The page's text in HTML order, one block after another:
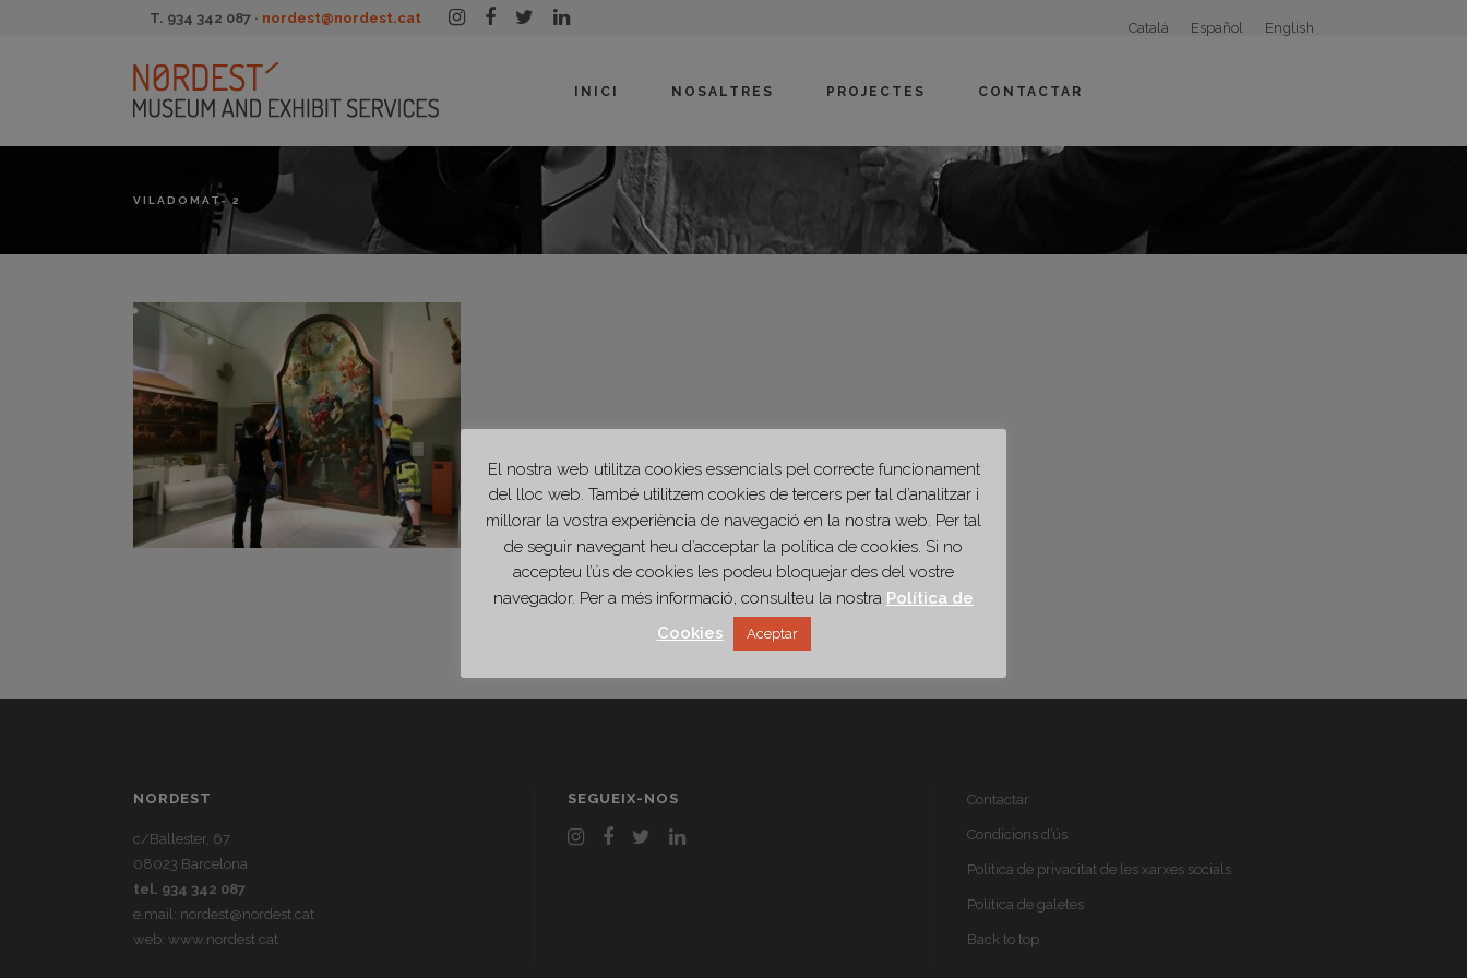
T. 934 342 087 · nordest@nordest.cat
Català Español English
INICI NOSALTRES PROJECTES CONTACTAR
VILADOMAT- 2
NORDEST
c/Ballester, 67
08023 Barcelona
tel. 934 342 087
e.mail: nordest@nordest.cat
web: www.nordest.cat
SEGUEIX-NOS Contactar
Condicions d’ús
Política de privacitat de les xarxes socials
Política de galetes
Back to top
El nostra web utilitza cookies essencials pel correcte funcionament
del lloc web. També utilitzem cookies de tercers per tal d’analitzar i
millorar la vostra experiència de navegació en la nostra web. Per tal
de seguir navegant heu d’acceptar la política de cookies. Si no
accepteu l’ús de cookies les podeu bloquejar des del vostre
navegador. Per a més informació, consulteu la nostra Política de
Cookies
Aceptar